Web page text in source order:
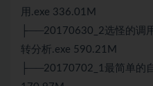
用.exe 336.01M
├──20170630_2选怪的调
转分析.exe 590.21M
├──20170702_1最简单的